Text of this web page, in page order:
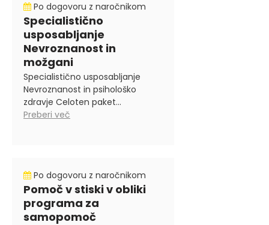
Po dogovoru z naročnikom
Specialistično
usposabljanje
Nevroznanost in
možgani
Specialistično usposabljanje
Nevroznanost in psihološko
zdravje Celoten paket...
Preberi več
Po dogovoru z naročnikom
Pomoč v stiski v obliki
programa za
samopomoč